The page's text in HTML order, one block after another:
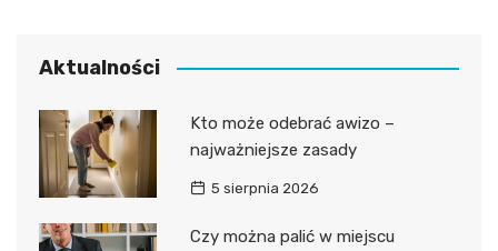
Aktualności
Kto może odebrać awizo –
najważniejsze zasady
5 sierpnia 2026
Czy można palić w miejscu